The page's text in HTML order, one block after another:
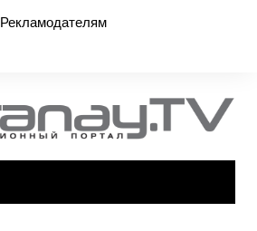
Рекламодателям